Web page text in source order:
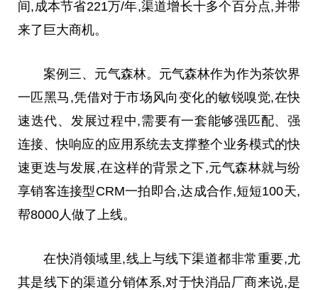
间,成本节省221万/年,渠道增长十多个百分点,并带
来了巨大商机。
案例三、元气森林。元气森林作为作为茶饮界
一匹黑马,凭借对于市场风向变化的敏锐嗅觉,在快
速迭代、发展过程中,需要有一套能够强匹配、强
连接、快响应的应用系统去支撑整个业务模式的快
速更迭与发展,在这样的背景之下,元气森林就与纷
享销客连接型CRM一拍即合,达成合作,短短100天,
帮8000人做了上线。
在快消领域里,线上与线下渠道都非常重要,尤
其是线下的渠道分销体系,对于快消品厂商来说,是